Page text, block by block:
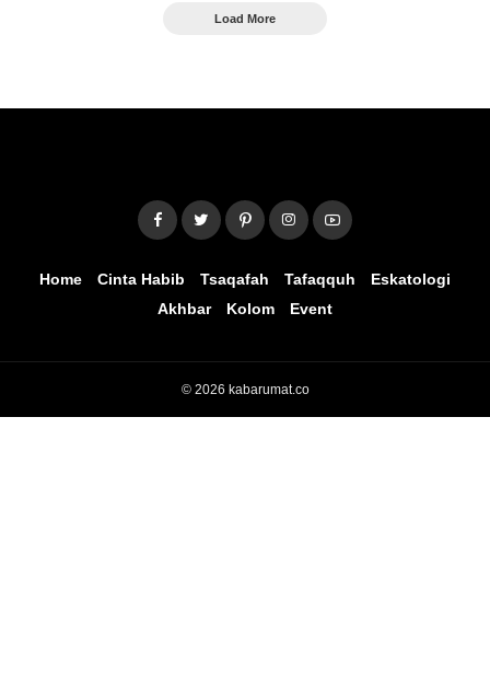
Load More
Home Cinta Habib Tsaqafah Tafaqquh
Eskatologi
Akhbar
Kolom Event
© 2026 kabarumat.co